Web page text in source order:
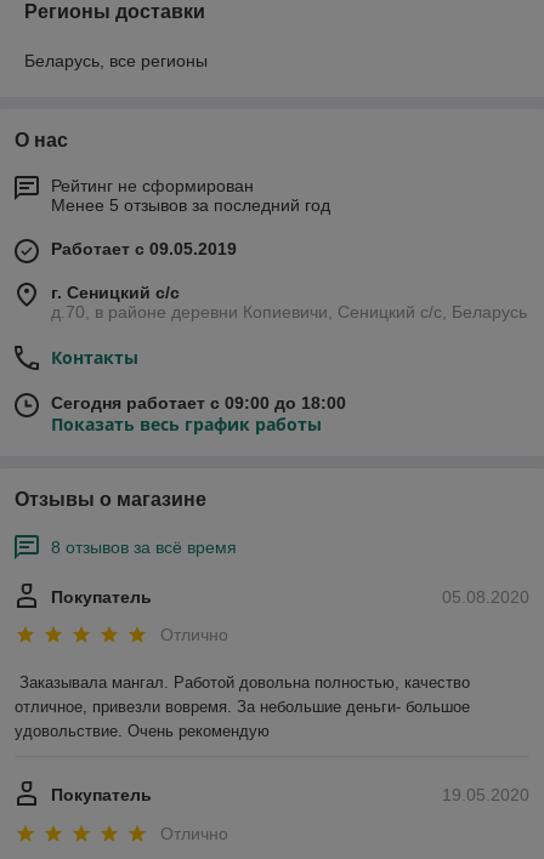
Регионы доставки
Беларусь, все регионы
О нас
Рейтинг не сформирован
Менее 5 отзывов за последний год
Работает с 09.05.2019
г. Сеницкий с/c
д.70, в районе деревни Копиевичи, Сеницкий с/c, Беларусь
Контакты
Сегодня работает с 09:00 до 18:00
Показать весь график работы
Отзывы о магазине
8 отзывов за всё время
05.08.2020
Покупатель
Отлично
Заказывала мангал. Работой довольна полностью, качество
отличное, привезли вовремя. За небольшие деньги- большое
удовольствие. Очень рекомендую
19.05.2020
Покупатель
Отлично